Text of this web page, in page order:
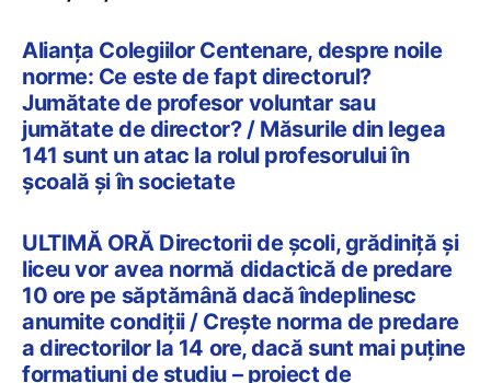
Alianța Colegiilor Centenare, despre noile
norme: Ce este de fapt directorul?
Jumătate de profesor voluntar sau
jumătate de director? / Măsurile din legea
141 sunt un atac la rolul profesorului în
școală și în societate
ULTIMĂ ORĂ Directorii de școli, grădiniță și
liceu vor avea normă didactică de predare
10 ore pe săptămână dacă îndeplinesc
anumite condiții / Crește norma de predare
a directorilor la 14 ore, dacă sunt mai puține
formațiuni de studiu – proiect de